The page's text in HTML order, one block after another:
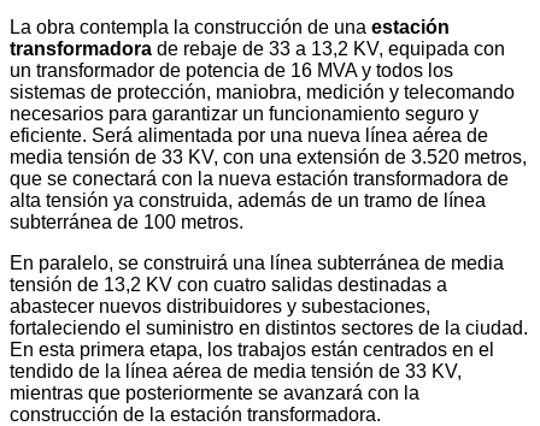
La obra contempla la construcción de una estación
transformadora de rebaje de 33 a 13,2 KV, equipada con
un transformador de potencia de 16 MVA y todos los
sistemas de protección, maniobra, medición y telecomando
necesarios para garantizar un funcionamiento seguro y
eficiente. Será alimentada por una nueva línea aérea de
media tensión de 33 KV, con una extensión de 3.520 metros,
que se conectará con la nueva estación transformadora de
alta tensión ya construida, además de un tramo de línea
subterránea de 100 metros.
En paralelo, se construirá una línea subterránea de media
tensión de 13,2 KV con cuatro salidas destinadas a
abastecer nuevos distribuidores y subestaciones,
fortaleciendo el suministro en distintos sectores de la ciudad.
En esta primera etapa, los trabajos están centrados en el
tendido de la línea aérea de media tensión de 33 KV,
mientras que posteriormente se avanzará con la
construcción de la estación transformadora.